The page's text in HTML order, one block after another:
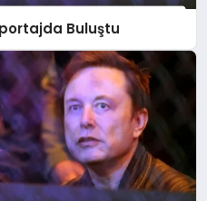
Buluştu